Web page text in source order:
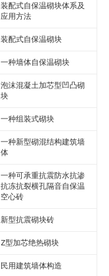
装配式自保温砌块体系及
应用方法
装配式自保温砌块
一种墙体自保温砌块
泡沫混凝土加芯型凹凸砌
块
一种组装式砌块
一种新型砌混结构建筑墙
体
一种可承重抗震防水抗渗
抗冻抗裂横孔隔音自保温
空心砖
新型抗震砌块砖
Z型加芯绝热砌块
民用建筑墙体构造